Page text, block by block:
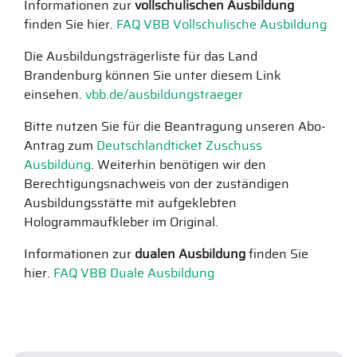
Informationen zur vollschulischen Ausbildung
finden Sie hier.
FAQ VBB Vollschulische Ausbildung
Die Ausbildungsträgerliste für das Land
Brandenburg können Sie unter diesem Link
einsehen. vbb.de/ausbildungstraeger
Bitte nutzen Sie für die Beantragung unseren Abo-
Antrag zum Deutschlandticket Zuschuss
Ausbildung . Weiterhin benötigen wir den
Berechtigungsnachweis von der zuständigen
Ausbildungsstätte mit aufgeklebten
Hologrammaufkleber im Original.
Informationen zur dualen Ausbildung finden Sie
hier.
FAQ VBB Duale Ausbildung